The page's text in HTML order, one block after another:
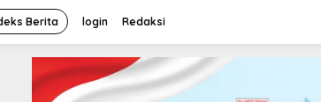
Berita login Redaksi